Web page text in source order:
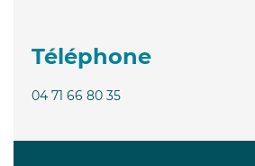
Téléphone
04 71 66 80 35